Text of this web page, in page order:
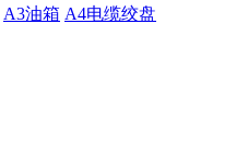
A3油箱 A4电缆绞盘